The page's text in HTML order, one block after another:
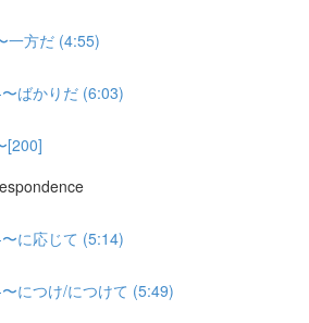
一方だ (4:55)
ばかりだ (6:03)
[200]
に応じて (5:14)
につけ/につけて (5:49)